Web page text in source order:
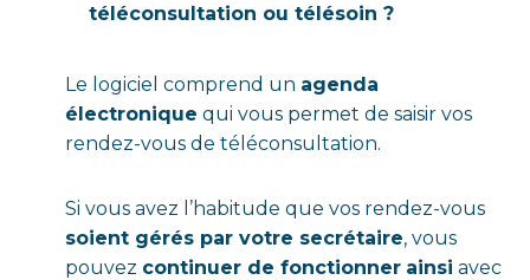
téléconsultation ou télésoin ?
Le logiciel comprend un agenda
électronique qui vous permet de saisir vos
rendez-vous de téléconsultation.
Si vous avez l’habitude que vos rendez-vous
soient gérés par votre secrétaire, vous
pouvez continuer de fonctionner ainsi avec